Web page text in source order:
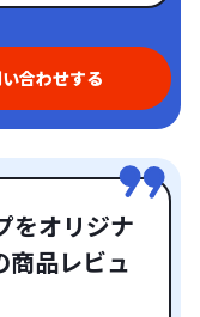
合わせする
をオリジナ
商品レビュ